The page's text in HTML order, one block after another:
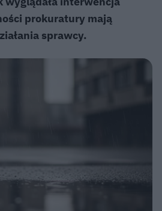
prokuratury mają
sprawcy.